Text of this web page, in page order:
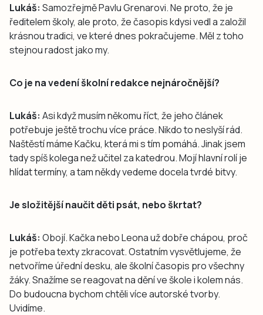
Lukáš: Samozřejmě Pavlu Grenarovi. Ne proto, že je
ředitelem školy, ale proto, že časopis kdysi vedl a založil
krásnou tradici, ve které dnes pokračujeme. Měl z toho
stejnou radost jako my.
Co je na vedení školní redakce nejnáročnější?
Lukáš: Asi když musím někomu říct, že jeho článek
potřebuje ještě trochu více práce. Nikdo to neslyší rád.
Naštěstí máme Kačku, která mi s tím pomáhá. Jinak jsem
tady spíš kolega než učitel za katedrou. Mojí hlavní rolí je
hlídat termíny, a tam někdy vedeme docela tvrdé bitvy.
Je složitější naučit děti psát, nebo škrtat?
Lukáš: Obojí. Kačka nebo Leona už dobře chápou, proč
je potřeba texty zkracovat. Ostatním vysvětlujeme, že
netvoříme úřední desku, ale školní časopis pro všechny
žáky. Snažíme se reagovat na dění ve škole i kolem nás.
Do budoucna bychom chtěli více autorské tvorby.
Uvidíme.